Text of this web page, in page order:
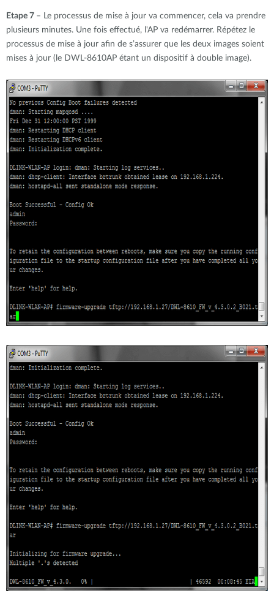
Etape 7 – Le processus de mise à jour va commencer, cela va prendre
plusieurs minutes. Une fois effectué, l'AP va redémarrer. Répétez le
processus de mise à jour afin de s’assurer que les deux images soient
mises à jour (le DWL-8610AP étant un dispositif à double image).